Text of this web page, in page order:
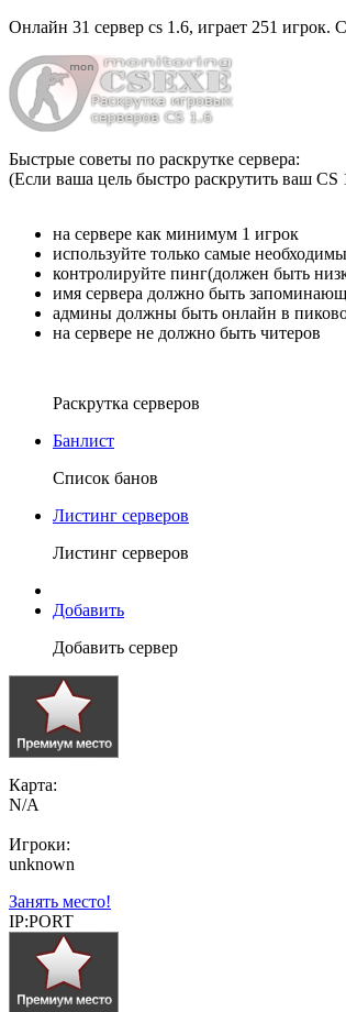
Онлайн 31 сервер cs 1.6, играет 251 игрок.
Быстрые советы по раскрутке сервера:
(Если ваша цель быстро раскрутить ваш
на сервере как минимум 1 игрок
используйте только самые
контролируйте пинг(должен быть
имя сервера должно быть
админы должны быть онлайн в
на сервере не должно быть читеров
Раскрутка серверов
Банлист
Список банов
Листинг серверов
Листинг серверов
Добавить
Добавить сервер
Карта:
N/A
Игроки:
unknown
Занять место!
IP:PORT